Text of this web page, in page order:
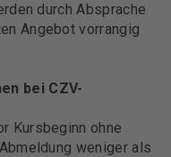
durch Absprache
Angebot vorrangig
bei CZV-
Kursbeginn ohne
weniger als